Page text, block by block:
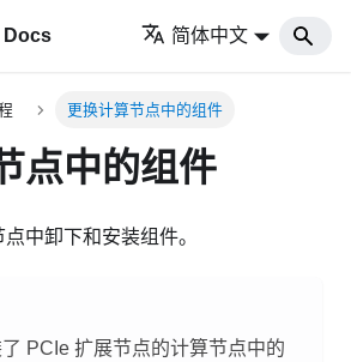
Docs 简体中文
更换计算节点中的组件
点中的组件
中卸下和安装组件。
PCIe 扩展节点的计算节点中的